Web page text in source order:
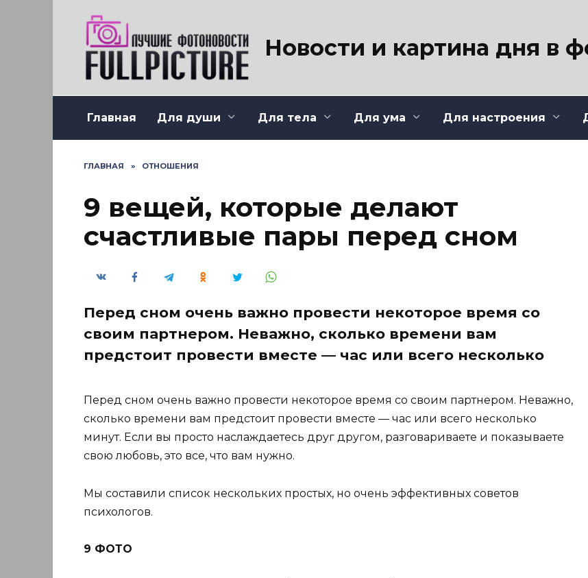
Новости и картина дня в
Главная Для души Для тела Для ума Для настроения
ГЛАВНАЯ » ОТНОШЕНИЯ
9 вещей, которые делают
счастливые пары перед сном
Перед сном очень важно провести некоторое время со
своим партнером. Неважно, сколько времени вам
предстоит провести вместе — час или всего несколько
Перед сном очень важно провести некоторое время со своим партнером. Неважно,
сколько времени вам предстоит провести вместе — час или всего несколько
минут. Если вы просто наслаждаетесь друг другом, разговариваете и показываете
свою любовь, это все, что вам нужно.
Мы составили список нескольких простых, но очень эффективных советов
психологов.
9 ФОТО